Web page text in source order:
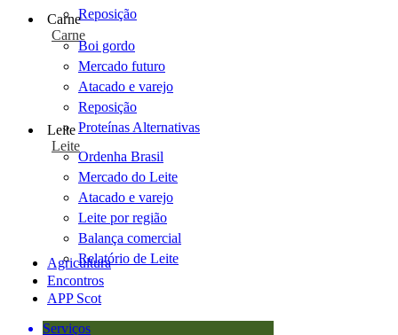
Reposição
Carne
Carne
Boi gordo
Mercado futuro
Atacado e varejo
Reposição
Proteínas Alternativas
Leite
Leite
Ordenha Brasil
Mercado do Leite
Atacado e varejo
Leite por região
Balança comercial
Relatório de Leite
Agricultura
Encontros
APP Scot
Serviços